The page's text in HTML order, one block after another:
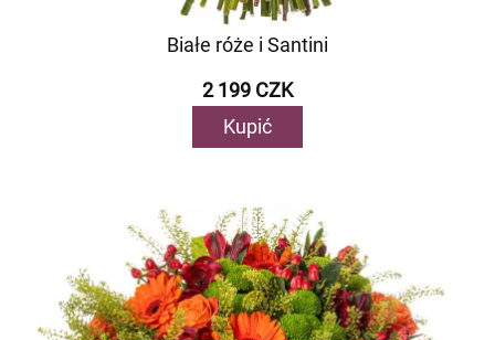
Białe róże i Santini
2 199 CZK
Kupić